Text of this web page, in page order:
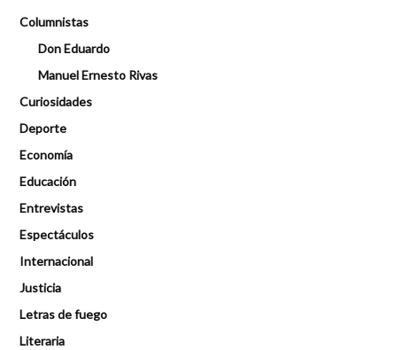
Columnistas
Don Eduardo
Manuel Ernesto Rivas
Curiosidades
Deporte
Economía
Educación
Entrevistas
Espectáculos
Internacional
Justicia
Letras de fuego
Literaria